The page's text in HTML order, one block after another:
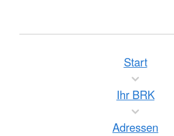
Start
Ihr BRK
Adressen